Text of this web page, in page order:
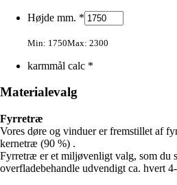
Højde mm. *
Min: 1750Max: 2300
karmmål calc *
Materialevalg
Fyrretræ
Vores døre og vinduer er fremstillet af
kernetræ (90 %) .
Fyrretræ er et miljøvenligt valg, som du
overfladebehandle udvendigt ca. hvert